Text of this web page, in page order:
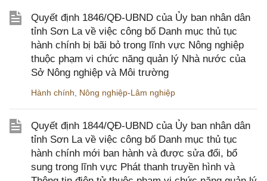
Quyết định 1846/QĐ-UBND của Ủy ban nhân dân
tỉnh Sơn La về việc công bố Danh mục thủ tục
hành chính bị bãi bỏ trong lĩnh vực Nông nghiệp
thuộc phạm vi chức năng quản lý Nhà nước của
Sở Nông nghiệp và Môi trường
Hành chính Nông nghiệp-Lâm nghiệp
Quyết định 1844/QĐ-UBND của Ủy ban nhân dân
tỉnh Sơn La về việc công bố Danh mục thủ tục
hành chính mới ban hành và được sửa đổi, bổ
sung trong lĩnh vực Phát thanh truyền hình và